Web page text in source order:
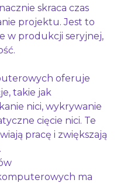
skraca czas
projektu. Jest to
w produkcji seryjnej,
oferuje
takie jak
nici, wykrywanie
cięcie nici. Te
pracę i zwiększają
ma